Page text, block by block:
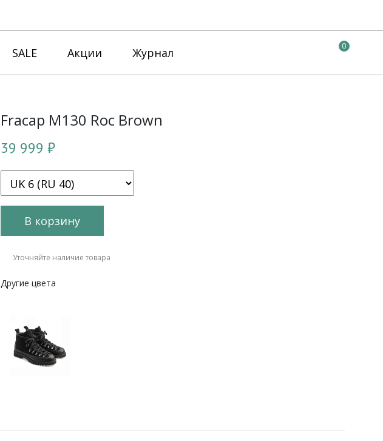
SALE Акции Журнал 0
Fracap M130 Roc Brown
39 999 ₽
В корзину
Уточняйте наличие товара
Другие цвета